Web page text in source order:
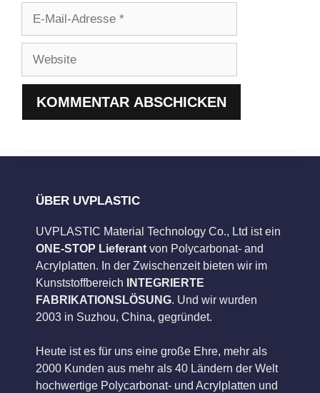
Adresse
ÜBER UVPLASTIC
UVPLASTIC Material Technology Co., Ltd ist ein
ONE-STOP Lieferant von Polycarbonat- and
Acrylplatten. In der Zwischenzeit bieten wir im
Kunststoffbereich
INTEGRIERTE
FABRIKATIONSLÖSUNG. Und wir wurden
2003 in Suzhou, China, gegründet.
Heute ist es für uns eine große Ehre, mehr als
2000 Kunden aus mehr als 40 Ländern der Welt
hochwertige Polycarbonat- und Acrylplatten und